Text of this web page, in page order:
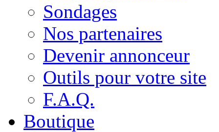
Sondages
Nos partenaires
Devenir annonceur
Outils pour votre site
F.A.Q.
Boutique